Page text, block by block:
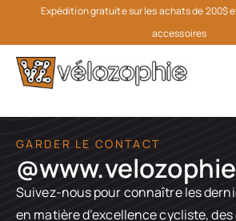
Expédition gratuite sur les achats de 200$
accessoires
GARDER LE CONTACT
Suivez-nous pour connaître les
en matière d’excellence cycliste, des